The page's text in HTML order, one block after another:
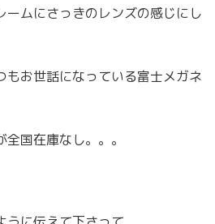
ームにさっきのレンズの感じにし
もお世話になっている富士メガネ
国在庫なし。。。